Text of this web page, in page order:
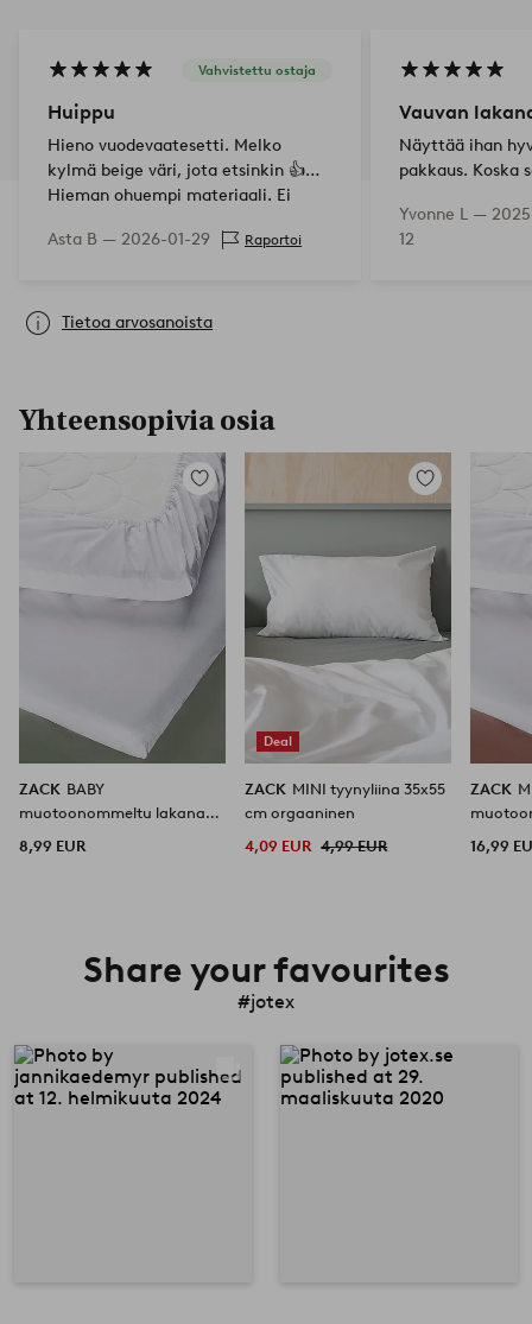
Vahvistettu ostaja
Huippu
Hieno vuodevaatesetti. Melko
kylmä beige väri, jota etsinkin 👍
Hieman ohuempi materiaali. Ei
Asta B — 2026-01-29 Raportoi
Vauvan
Näyttää ihan
pakkaus. Koska
Yvonne L —
12
Tietoa arvosanoista
Yhteensopivia osia
Lisää
suosikkeihin
ZACK BABY
muotoonommeltu lakana
8,99 EUR
Deal
Lisää
suosikkeihin
ZACK MINI tyynyliina 35x55
cm orgaaninen
4,09 EUR 4,99 EUR
ZACK
16,99
Share your favourites
#jotex